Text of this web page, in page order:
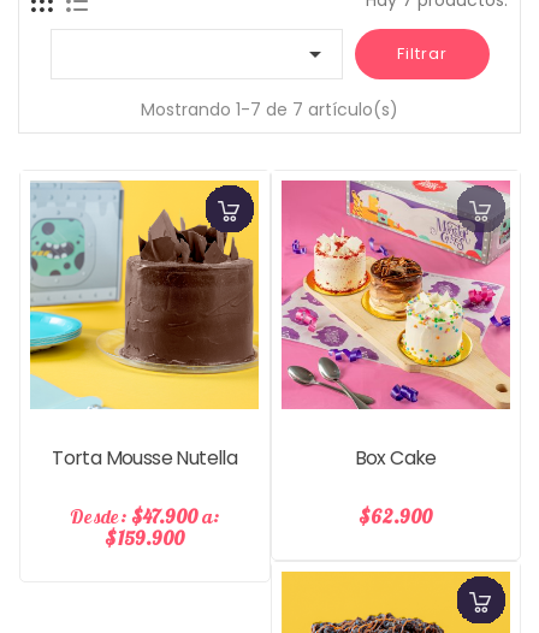
 Filtrar
Mostrando 1-7 de 7 artículo(s)
Torta Mousse Nutella
Desde: $47.900a:
$159.900
Box Cake
$62.900